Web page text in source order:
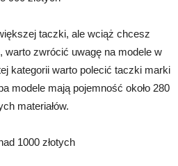
taczki, ale wciąż chcesz
warto zwrócić uwagę na modele w
kategorii warto polecić taczki marki
modele mają pojemność około 280
materiałów.
1000 złotych